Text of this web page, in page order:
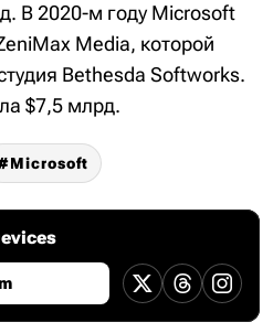
В 2020-м году Microsoft
Media, которой
Bethesda Softworks.
$7,5 млрд.
Microsoft